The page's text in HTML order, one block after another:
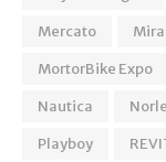
Mercato
MortorBike Expo
Nautica
Playboy